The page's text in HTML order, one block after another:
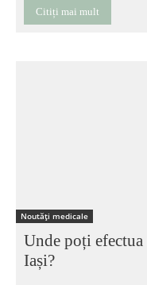
Citiți mai mult
Noutăți medicale
Unde poți
Iași?